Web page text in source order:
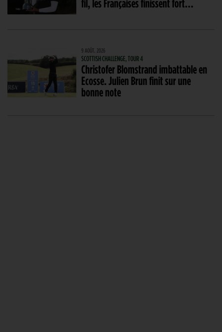
fil, les Françaises finissent fort…
9 AOÛT. 2026
SCOTTISH CHALLENGE, TOUR 4
Christofer Blomstrand imbattable en
Ecosse. Julien Brun finit sur une
bonne note